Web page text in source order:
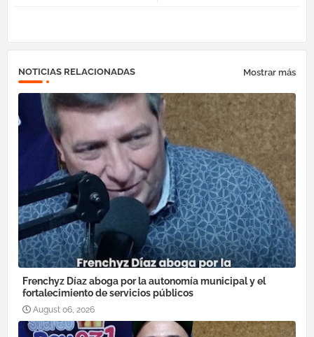
NOTICIAS RELACIONADAS Mostrar más
Frenchyz Díaz aboga por la autonomía municipal y el
fortalecimiento de servicios públicos
August 06, 2026